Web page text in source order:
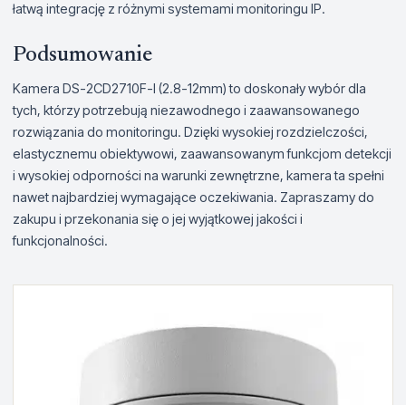
łatwą integrację z różnymi systemami monitoringu IP.
Podsumowanie
Kamera DS-2CD2710F-I (2.8-12mm) to doskonały wybór dla
tych, którzy potrzebują niezawodnego i zaawansowanego
rozwiązania do monitoringu. Dzięki wysokiej rozdzielczości,
elastycznemu obiektywowi, zaawansowanym funkcjom detekcji
i wysokiej odporności na warunki zewnętrzne, kamera ta spełni
nawet najbardziej wymagające oczekiwania. Zapraszamy do
zakupu i przekonania się o jej wyjątkowej jakości i
funkcjonalności.